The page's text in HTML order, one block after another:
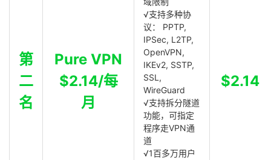
第
二
名
Pure VPN
$2.14/每
月
√支持多种协
议： PPTP,
IPSec, L2TP,
OpenVPN,
IKEv2, SSTP,
SSL,
WireGuard
√支持拆分隧道
功能，可指定
程序走VPN通
道
√1百多万用户
$2.14